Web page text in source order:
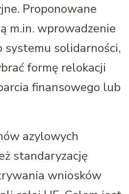
Proponowane
m.in. wprowadzenie
systemu solidarności,
formę relokacji
finansowego lub
azylowych
standaryzację
wniosków